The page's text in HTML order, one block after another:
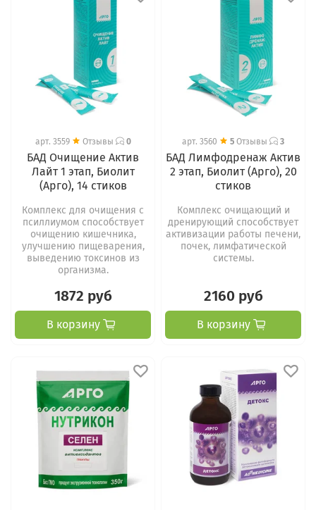
арт. 3559 Отзывы 0
БАД Очищение Актив
Лайт 1 этап, Биолит
(Арго), 14 стиков
Комплекс для очищения с
псиллиумом способствует
очищению кишечника,
улучшению пищеварения,
выведению токсинов из
организма.
1872 руб
В корзину
арт. 3560 5 Отзывы 3
БАД Лимфодренаж Актив
2 этап, Биолит (Арго), 20
стиков
Комплекс очищающий и
дренирующий способствует
активизации работы печени,
почек, лимфатической
системы.
2160 руб
В корзину